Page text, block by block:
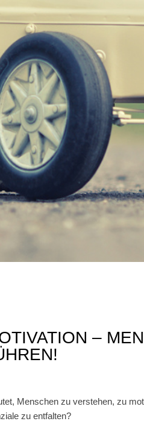
–
Menschen zu verstehen, zu
zu entfalten?